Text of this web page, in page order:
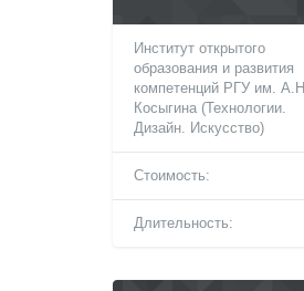
Институт открытого
образования и развития
компетенций РГУ им. А.Н.
Косыгина (Технологии.
Дизайн. Искусство)
Стоимость:
Длительность: